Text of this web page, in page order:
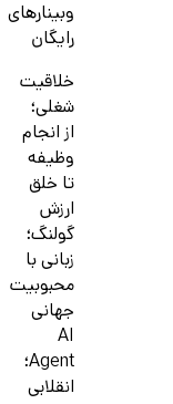
وبینارهای
رایگان
خلاقیت
شغلی؛
از انجام
وظیفه
تا خلق
ارزش
گولنگ؛
زبانی با
محبوبیت
جهانی
AI
Agent؛
انقلابی